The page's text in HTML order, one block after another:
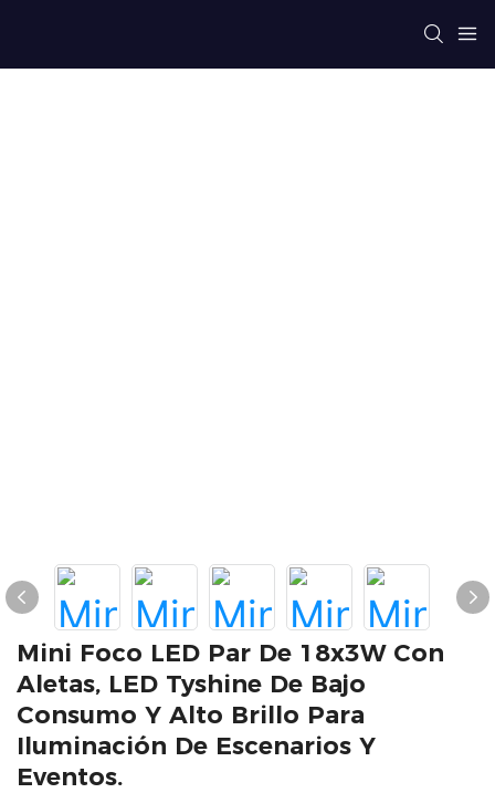
Mini Foco LED Par De 18x3W Con
Aletas, LED Tyshine De Bajo
Consumo Y Alto Brillo Para
Iluminación De Escenarios Y
Eventos.